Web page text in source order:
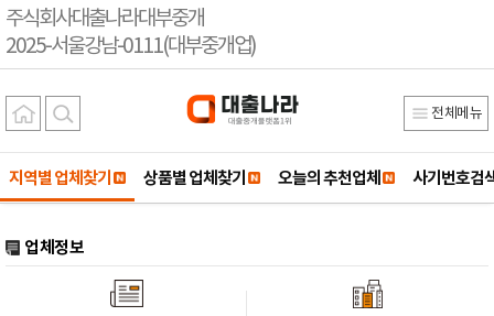
주식회사대출나라대부중개
2025-서울강남-0111(대부중개업)
전체메뉴
지역별 업체찾기 상품별 업체찾기 오늘의 추천업체 사기번호검
업체정보